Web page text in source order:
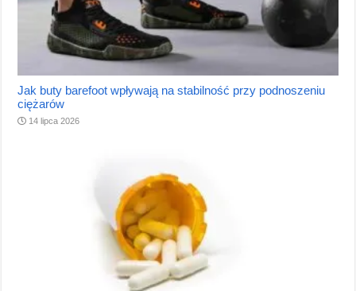
Jak buty barefoot wpływają na stabilność przy podnoszeniu
ciężarów
14 lipca 2026